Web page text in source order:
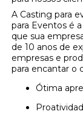
A Casting para
para Eventos é
que sua
de 10 anos de
empresas e
para encantar o
Ótima